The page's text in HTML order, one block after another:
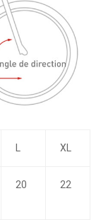
L XL
20 22